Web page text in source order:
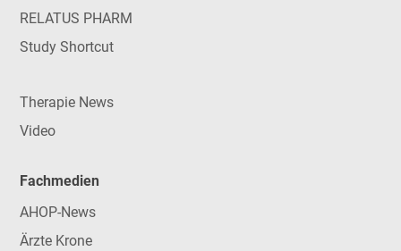
RELATUS PHARM
Study Shortcut
Therapie News
Video
Fachmedien
AHOP-News
Ärzte Krone